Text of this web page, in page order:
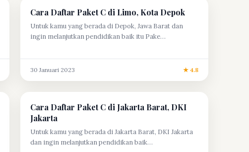
Cara Daftar Paket C di Limo, Kota Depok
Untuk kamu yang berada di Depok, Jawa Barat dan
ingin melanjutkan pendidikan baik itu Pake…
30 Januari 2023 ★ 4.8
Cara Daftar Paket C di Jakarta Barat, DKI
Jakarta
Untuk kamu yang berada di Jakarta Barat, DKI Jakarta
dan ingin melanjutkan pendidikan baik…